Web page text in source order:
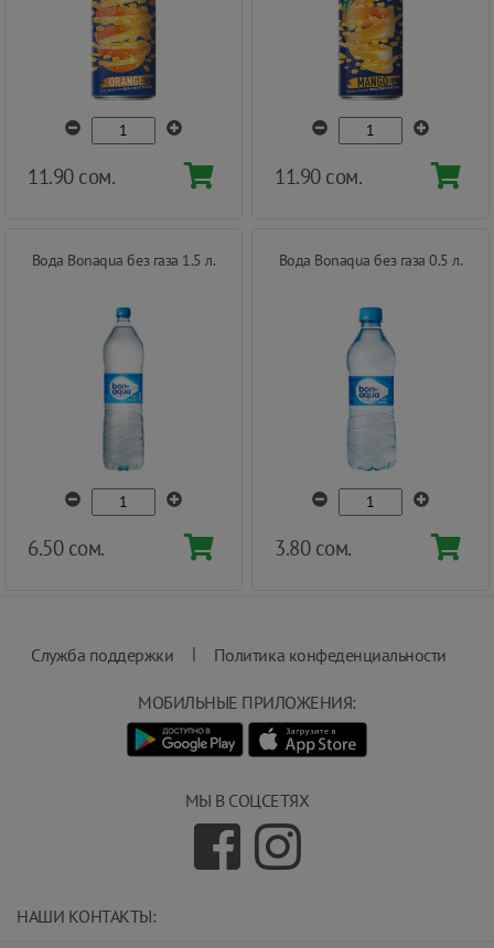
11.90 сом. 11.90 сом.
Вода Bonaqua без газа 1.5 л.
6.50 сом.
Вода Bonaqua без газа 0.5 л.
3.80 сом.
Служба поддержки | Политика конфеденциальности
МЫ В СОЦСЕТЯХ
НАШИ КОНТАКТЫ:
МОБИЛЬНЫЕ ПРИЛОЖЕНИЯ: